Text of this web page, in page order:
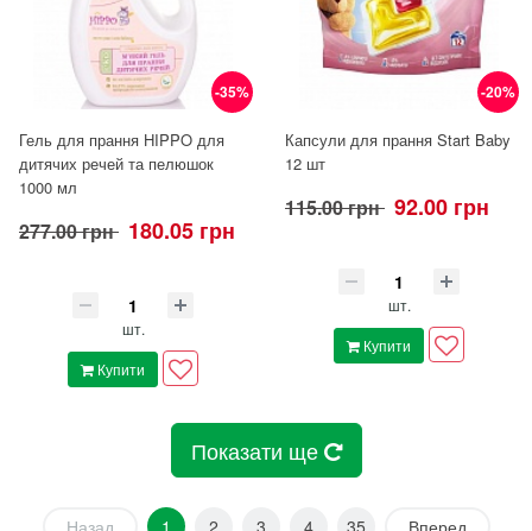
-35%
Гель для прання HIPPO для
дитячих речей та пелюшок
1000 мл
277.00 грн 180.05 грн
шт.
Купити
-20%
Капсули для прання Start Baby
12 шт
115.00 грн 92.00 грн
шт.
Купити
Показати ще